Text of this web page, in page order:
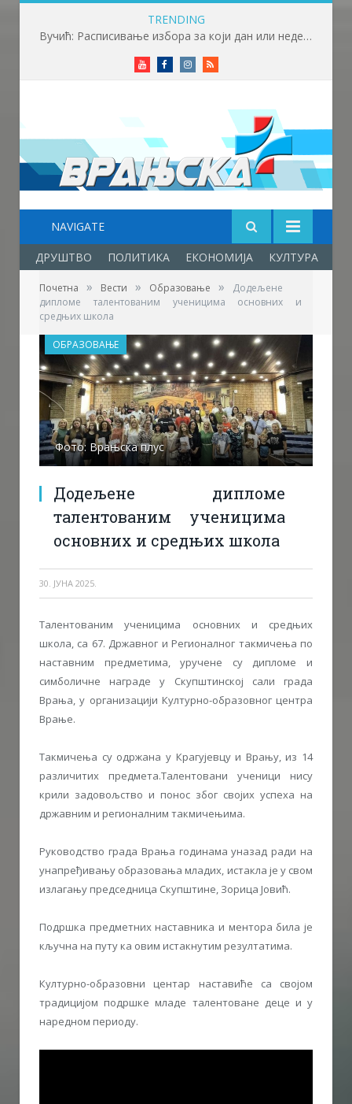
TRENDING
Вучић: Расписивање избора за који дан или недељу
YoutubeFacebookInstagram
RSS
NAVIGATE
ДРУШТВО ПОЛИТИКА ЕКОНОМИЈА КУЛТУРА
Почетна » Вести » Образовање »
Додељене
дипломе талентованим ученицима основних и
средњих школа
Фото: Врањска плус
Додељене дипломе
талентованим ученицима
основних и средњих школа
30. ЈУНА 2025.
ОБРАЗОВАЊЕ
Талентованим ученицима основних и средњих
школа, са 67. Државног и Регионалног такмичења по
наставним предметима, уручене су дипломе и
симболичне награде у Скупштинској сали града
Врања, у организацији Културно-образовног центра
Врање.
Такмичења су одржана у Крагујевцу и Врању, из 14
различитих предмета.Талентовани ученици нису
крили задовољство и понос због својих успеха на
државним и регионалним такмичењима.
Руководство града Врања годинама уназад ради на
унапређивању образовања младих, истакла је у свом
излагању председница Скупштине, Зорица Јовић.
Подршка предметних наставника и ментора била је
кључна на путу ка овим истакнутим резултатима.
Културно-образовни центар наставиће са својом
традицијом подршке младе талентоване деце и у
наредном периоду.